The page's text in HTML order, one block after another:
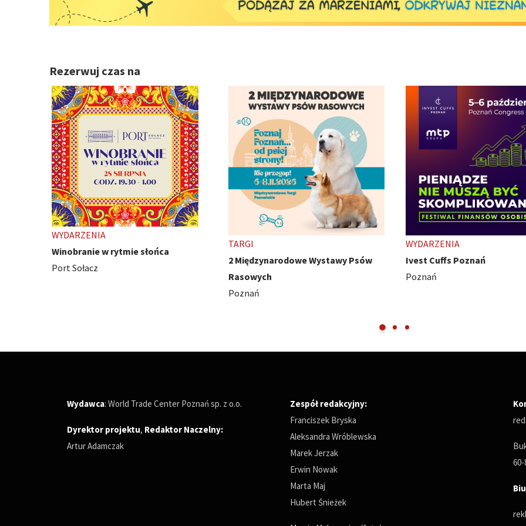
Rezerwuj czas na
2 Międzynarodowe Wystawy Psów
WYDARZENIA
Ivest Cuffs Poznań
Poznań
TARGI
HobbyCon - z pasji się nie
Międzynarodowe Targi
Wydawca: World Trade Center Poznań sp. z o.o.
Dyrektor projektu, Redaktor Naczelny:
Artur Adamczak
Zespół redakcyjny:
Franciszek Bryska
Aleksandra Wróblewska
Marek Jerzak
Erwin Nowak
Marta Maj
Hubert Śnieżek